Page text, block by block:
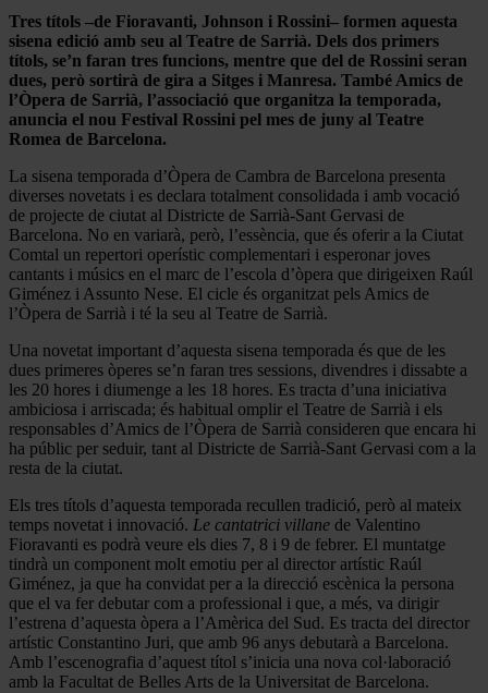
Tres títols –de Fioravanti, Johnson i Rossini– formen aquesta
sisena edició amb seu al Teatre de Sarrià. Dels dos primers
títols, se’n faran tres funcions, mentre que del de Rossini seran
dues, però sortirà de gira a Sitges i Manresa. També Amics de
l’Òpera de Sarrià, l’associació que organitza la temporada,
anuncia el nou Festival Rossini pel mes de juny al Teatre
Romea de Barcelona.
La sisena temporada d’Òpera de Cambra de Barcelona presenta
diverses novetats i es declara totalment consolidada i amb vocació
de projecte de ciutat al Districte de Sarrià-Sant Gervasi de
Barcelona. No en variarà, però, l’essència, que és oferir a la Ciutat
Comtal un repertori operístic complementari i esperonar joves
cantants i músics en el marc de l’escola d’òpera que dirigeixen Raúl
Giménez i Assunto Nese. El cicle és organitzat pels Amics de
l’Òpera de Sarrià i té la seu al Teatre de Sarrià.
Una novetat important d’aquesta sisena temporada és que de les
dues primeres òperes se’n faran tres sessions, divendres i dissabte a
les 20 hores i diumenge a les 18 hores. Es tracta d’una iniciativa
ambiciosa i arriscada; és habitual omplir el Teatre de Sarrià i els
responsables d’Amics de l’Òpera de Sarrià consideren que encara hi
ha públic per seduir, tant al Districte de Sarrià-Sant Gervasi com a la
resta de la ciutat.
Els tres títols d’aquesta temporada recullen tradició, però al mateix
temps novetat i innovació. Le cantatrici villane de Valentino
Fioravanti es podrà veure els dies 7, 8 i 9 de febrer. El muntatge
tindrà un component molt emotiu per al director artístic Raúl
Giménez, ja que ha convidat per a la direcció escènica la persona
que el va fer debutar com a professional i que, a més, va dirigir
l’estrena d’aquesta òpera a l’Amèrica del Sud. Es tracta del director
artístic Constantino Juri, que amb 96 anys debutarà a Barcelona.
Amb l’escenografia d’aquest títol s’inicia una nova col·laboració
amb la Facultat de Belles Arts de la Universitat de Barcelona.